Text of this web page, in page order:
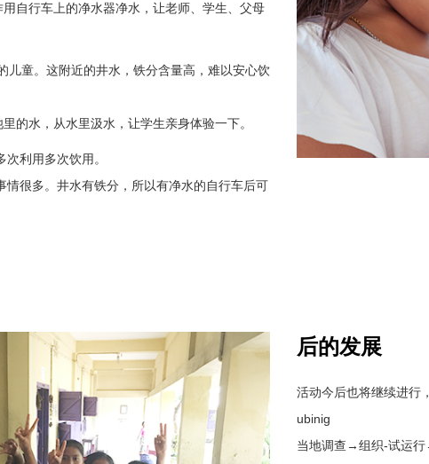
自行车上的净水器净水，让老师、学生、父母
儿童。这附近的井水，铁分含量高，难以安心饮
的水，从水里汲水，让学生亲身体验一下。
利用多次饮用。
情很多。井水有铁分，所以有净水的自行车后可
后的发展
活动今后也将继续进行
ubinig
当地调查→组织-试运